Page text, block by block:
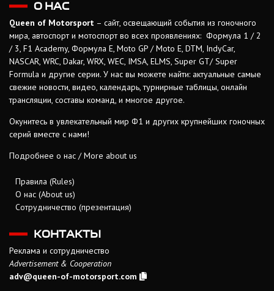
О НАС
Queen of Motorsport – сайт, освещающий события из гоночного
мира, автоспорт и мотоспорт во всех проявлениях: Формула 1 / 2
/ 3, F1 Academy, Формула Е, Moto GP / Moto E, DTM, IndyCar,
NASCAR, WRC, Dakar, WRX, WEC, IMSA, ELMS, Super GT/ Super
Formula и другие серии. У нас вы можете найти: актуальные самые
свежие новости, видео, календарь, турнирные таблицы, онлайн
трансляции, составы команд, и многое другое.
Окунитесь в увлекательный мир Ф1 и других крупнейших гоночных
серий вместе с нами!
Подробнее о нас / More about us
Правила (Rules)
О нас (About us)
Сотрудничество (презентация)
КОНТАКТЫ
Реклама и сотрудничество
Advertisement & Cooperation
adv@queen-of-motorsport.com